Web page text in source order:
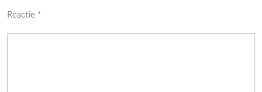
Reactie *